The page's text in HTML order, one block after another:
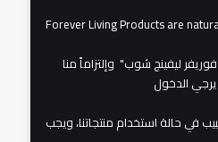
Forever Living Products are
باسم " فريق فوريفر ليفينج شوب" وإلتزاماً منا
يرجي الدخول
في حالة استخدام منتجاتنا، ويجب